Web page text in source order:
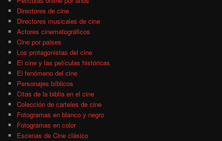
Directores de cine
Directores musicales de cine
Actores cinematográficos
Cine por paises
Los protagonistas del cine
El cine y las películas históricas
El fenómeno del cine
Personajes bíblicos
Citas de la biblia en el cine
Colección de carteles de cine
Fotogramas en blanco y negro
Fotogramas en color
Escenas de Cine clásico